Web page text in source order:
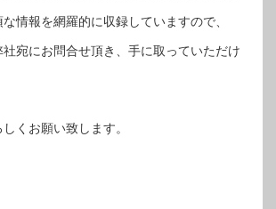
情報を網羅的に収録していますので、
宛にお問合せ頂き、手に取っていただけ
くお願い致します。